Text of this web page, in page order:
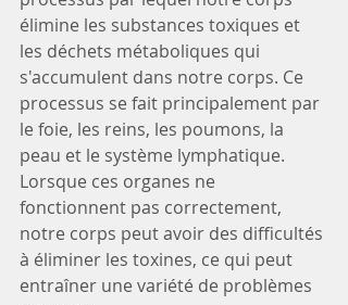
élimine les substances toxiques et
les déchets métaboliques qui
s'accumulent dans notre corps. Ce
processus se fait principalement par
le foie, les reins, les poumons, la
peau et le système lymphatique.
Lorsque ces organes ne
fonctionnent pas correctement,
notre corps peut avoir des difficultés
à éliminer les toxines, ce qui peut
entraîner une variété de problèmes